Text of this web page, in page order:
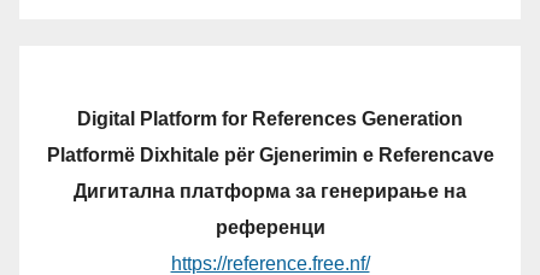
Digital Platform for References Generation
Platformë Dixhitale për Gjenerimin e Referencave
Дигитална платформа за генерирање на
референци
https://reference.free.nf/